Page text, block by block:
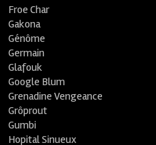
Froe Char
Gakona
Génôme
Germain
Glafouk
Google Blum
Grenadine Vengeance
Grôprout
Gumbi
Hopital Sinueux